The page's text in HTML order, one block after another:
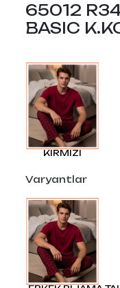
65012
BASIC
KIRMIZI
Varyantlar